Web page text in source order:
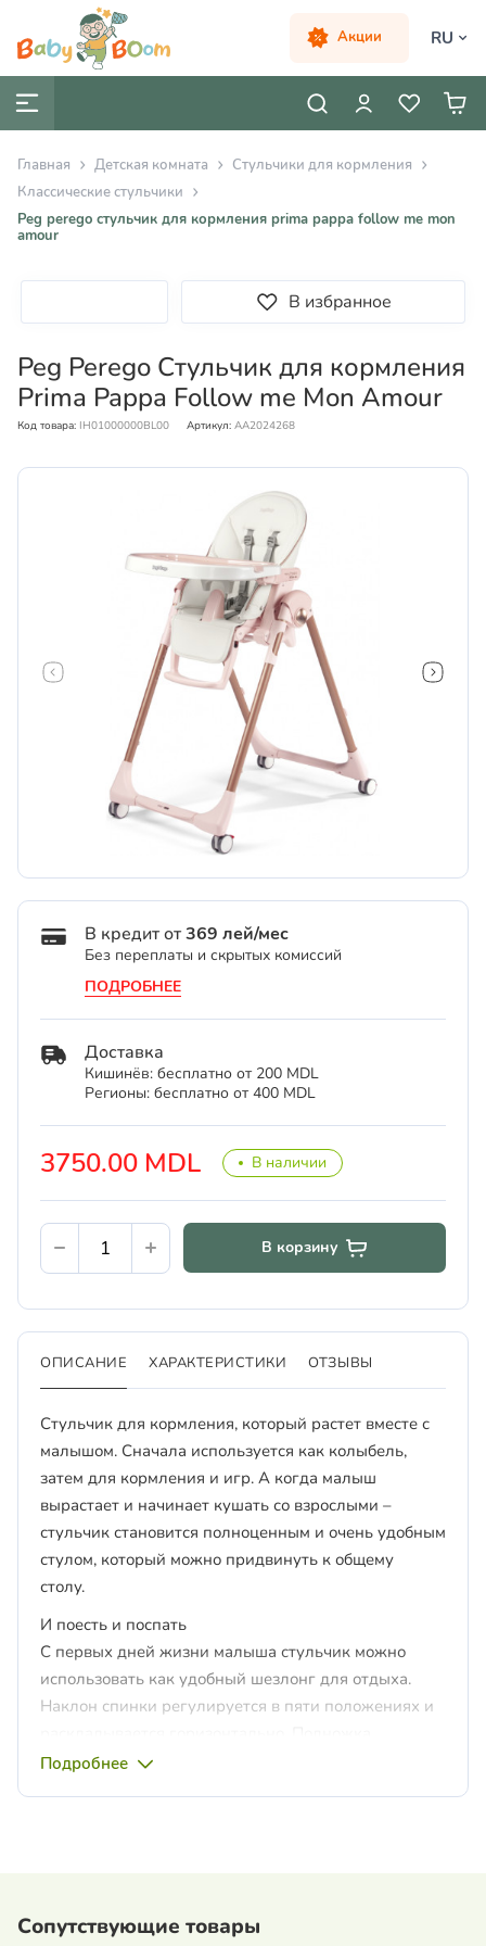
Акции RU
Главная Детская комната
Cтульчики для кормления
Классические стульчики
Peg perego стульчик для кормления prima pappa follow me mon
amour
В избранное
Peg Perego Стульчик для кормления
Prima Pappa Follow me Mon Amour
Код товара: IH01000000BL00 Артикул: AA2024268
3750.00 MDL В наличии
В кредит от369 лей/мес
Без переплаты и скрытых комиссий
ПОДРОБНЕЕ
Доставка
Кишинёв: бесплатно от 200 MDL
Регионы: бесплатно от 400 MDL
В корзину
ОПИСАНИЕ ХАРАКТЕРИСТИКИ ОТЗЫВЫ
Стульчик для кормления, который растет вместе с
малышом. Сначала используется как колыбель,
затем для кормления и игр. А когда малыш
вырастает и начинает кушать со взрослыми –
стульчик становится полноценным и очень удобным
стулом, который можно придвинуть к общему
столу.
И поесть и поспать
С первых дней жизни малыша стульчик можно
использовать как удобный шезлонг для отдыха.
Наклон спинки регулируется в пяти положениях и
регулируется в трех положениях. Благодаря этим
столик и придвиньте стульчик к общему столу. На
Подробнее
Сопутствующие товары